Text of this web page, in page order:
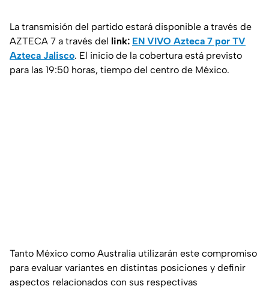
La transmisión del partido estará disponible a través de
AZTECA 7 a través del link: EN VIVO Azteca 7 por TV
Azteca Jalisco. El inicio de la cobertura está previsto
para las 19:50 horas, tiempo del centro de México.
Tanto México como Australia utilizarán este compromiso
para evaluar variantes en distintas posiciones y definir
aspectos relacionados con sus respectivas